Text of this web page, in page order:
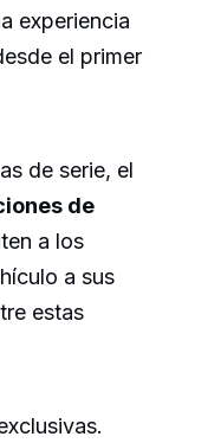
experiencia
el primer
de serie, el
de
a los
a sus
estas